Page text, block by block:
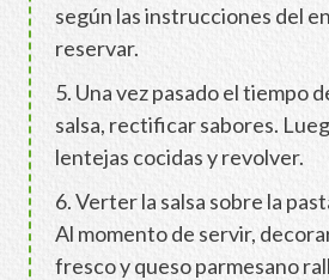
según las instrucciones del
reservar.
5. Una vez pasado el tiempo
salsa, rectificar sabores.
lentejas cocidas y revolver.
6. Verter la salsa sobre la
Al momento de servir,
fresco y queso parmesano